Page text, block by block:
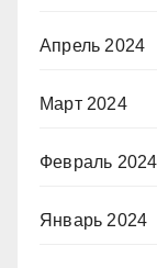
Апрель 2024
Март 2024
Февраль 2024
Январь 2024